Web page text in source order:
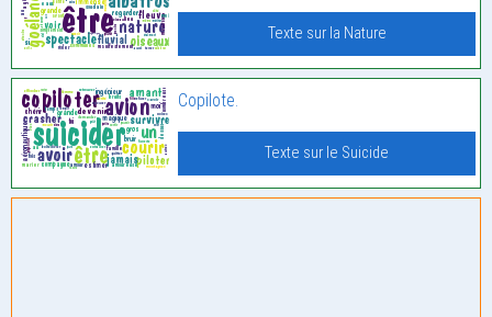
Texte sur la Nature
Copilote.
Texte sur le Suicide